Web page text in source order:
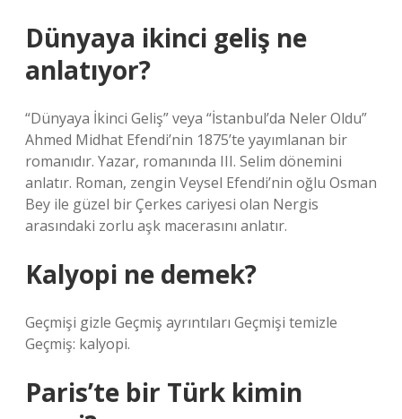
Dünyaya ikinci geliş ne
anlatıyor?
“Dünyaya İkinci Geliş” veya “İstanbul’da Neler Oldu”
Ahmed Midhat Efendi’nin 1875’te yayımlanan bir
romanıdır. Yazar, romanında III. Selim dönemini
anlatır. Roman, zengin Veysel Efendi’nin oğlu Osman
Bey ile güzel bir Çerkes cariyesi olan Nergis
arasındaki zorlu aşk macerasını anlatır.
Kalyopi ne demek?
Geçmişi gizle Geçmiş ayrıntıları Geçmişi temizle
Geçmiş: kalyopi.
Paris’te bir Türk kimin